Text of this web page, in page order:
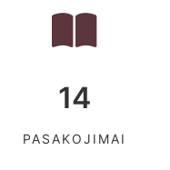
14
PASAKOJIMAI